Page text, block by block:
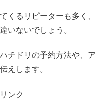
くるリピーターも多く、
いないでしょう。
チドリの予約方法や、ア
えします。
ンク